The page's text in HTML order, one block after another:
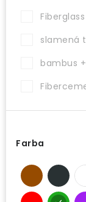
Fiberglass
slamená
bambus
Farba